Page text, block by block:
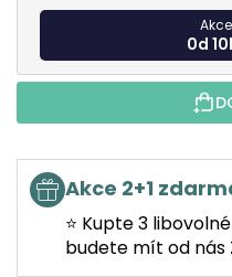
0d
Akce 2+1
⭐ Kupte 3
budete mít od nás